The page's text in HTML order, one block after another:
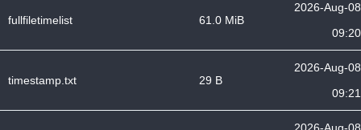
fullfiletimelist 61.0 MiB
2026-Aug-08
09:20
timestamp.txt 29 B
2026-Aug-08
09:21